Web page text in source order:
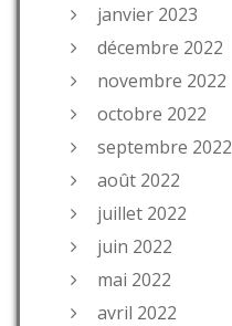
janvier 2023
décembre 2022
novembre 2022
octobre 2022
septembre 2022
août 2022
juillet 2022
juin 2022
mai 2022
avril 2022